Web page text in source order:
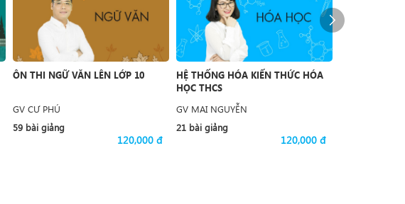
ÔN THI NGỮ VĂN LÊN LỚP 10
GV CƯ PHÚ
59 bài giảng
120,000 đ
HỆ THỐNG HÓA KIẾN THỨC HÓA
HỌC THCS
GV MAI NGUYỄN
21 bài giảng
120,000 đ